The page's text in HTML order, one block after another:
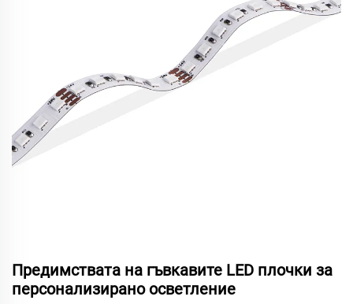
Предимствата на гъвкавите LED плочки за
персонализирано осветление